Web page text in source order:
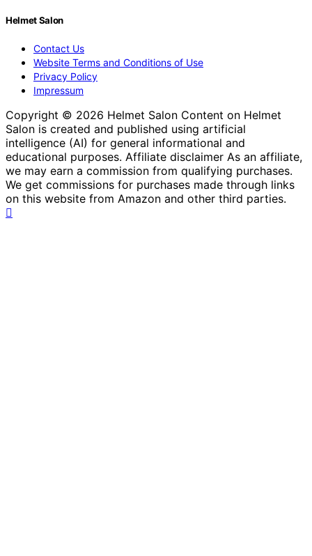
Helmet Salon
Contact Us
Website Terms and Conditions of Use
Privacy Policy
Impressum
Copyright © 2026 Helmet Salon Content on Helmet
Salon is created and published using artificial
intelligence (AI) for general informational and
educational purposes. Affiliate disclaimer As an affiliate,
we may earn a commission from qualifying purchases.
We get commissions for purchases made through links
on this website from Amazon and other third parties.